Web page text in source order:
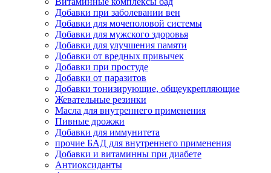
Добавки при заболевании вен
Добавки для мочеполовой системы
Добавки для мужского здоровья
Добавки для улучшения памяти
Добавки от вредных привычек
Добавки при простуде
Добавки от паразитов
Добавки тонизирующие, общеукрепляющие
Жевательные резинки
Масла для внутреннего применения
Пивные дрожжи
Добавки для иммунитета
прочие БАД для внутреннего применения
Добавки и витаминны при диабете
Антиоксиданты